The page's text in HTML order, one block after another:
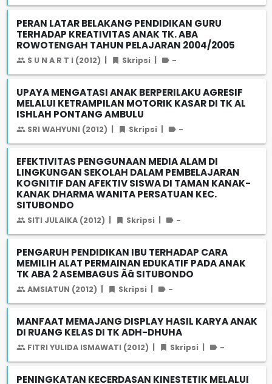
PERAN LATAR BELAKANG PENDIDIKAN GURU
TERHADAP KREATIVITAS ANAK TK. ABA
ROWOTENGAH TAHUN PELAJARAN 2004/2005
S U N A R T I (2012) | Skripsi | -
UPAYA MENGATASI ANAK BERPERILAKU AGRESIF
MELALUI KETRAMPILAN MOTORIK KASAR DI TK AL
ISHLAH PONTANG AMBULU
SRI WAHYUNI (2012) | Skripsi | -
EFEKTIVITAS PENGGUNAAN MEDIA ALAM DI
LINGKUNGAN SEKOLAH DALAM PEMBELAJARAN
KOGNITIF DAN AFEKTIV SISWA DI TAMAN KANAK-
KANAK DHARMA WANITA PERSATUAN KEC.
SITUBONDO
SITI JULAIKA (2012) | Skripsi | -
PENGARUH PENDIDIKAN IBU TERHADAP CARA
MEMILIH ALAT PERMAINAN EDUKATIF PADA ANAK
TK ABA 2 ASEMBAGUS Ãâ SITUBONDO
AMSIATUN (2012) | Skripsi | -
MANFAAT MEMAJANG DISPLAY HASIL KARYA ANAK
DI RUANG KELAS DI TK ADH-DHUHA
FITRI YULIDA ISMAWATI (2012) | Skripsi | -
PENINGKATAN KECERDASAN KINESTETIK MELALUI